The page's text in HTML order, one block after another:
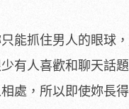
能抓住男人的眼球，
少有人喜歡和聊天話
處，所以即使妳長